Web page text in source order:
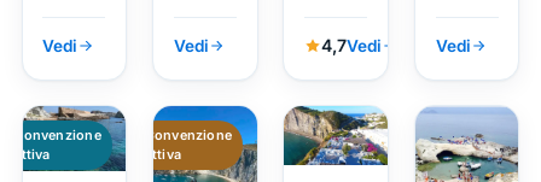
Ponza
Vedi Vedi 4,7Vedi
da chi
vive
l'anno.
Vedi
Convenzione
attiva
Convenzione
attiva